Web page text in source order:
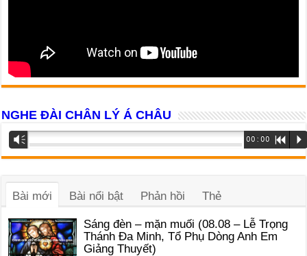
NGHE ĐÀI CHÂN LÝ Á CHÂU
Trình
phát
âm
Vm 00:00 R P
Bài mới Bài nổi bật Phản hồi Thẻ
Sáng đèn – mặn muối (08.08 – Lễ Trọng
Thánh Đa Minh, Tổ Phụ Dòng Anh Em
Giảng Thuyết)